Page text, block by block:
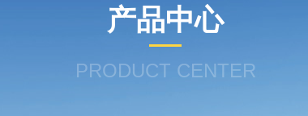
产品中心
PRODUCT CENTER